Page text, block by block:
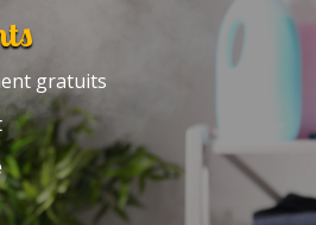
gratuits